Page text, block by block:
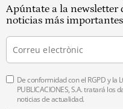
Apúntate a la newsletter
noticias más
De conformidad con el RGPD y la
PUBLICACIONES, S.A. tratará
noticias de actualidad.